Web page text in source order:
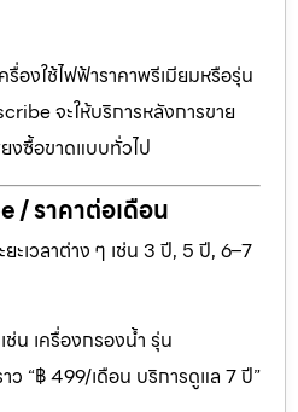
องใช้ไฟฟ้าราคาพรีเมียมหรือรุ่น
จะให้บริการหลังการขาย
งซื้อขาดแบบทั่วไป
/ ราคาต่อเดือน
ะเวลาต่าง ๆ เช่น 3 ปี, 5 ปี, 6–7
ช่น เครื่องกรองน้ำ รุ่น
ว “฿ 499/เดือน บริการดูแล 7 ปี”